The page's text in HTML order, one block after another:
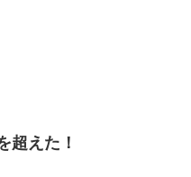
超えた！